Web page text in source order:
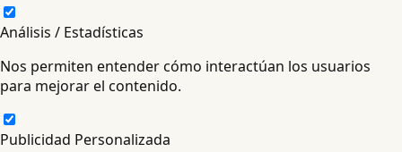
Análisis / Estadísticas
Nos permiten entender cómo interactúan los usuarios
para mejorar el contenido.
Publicidad Personalizada